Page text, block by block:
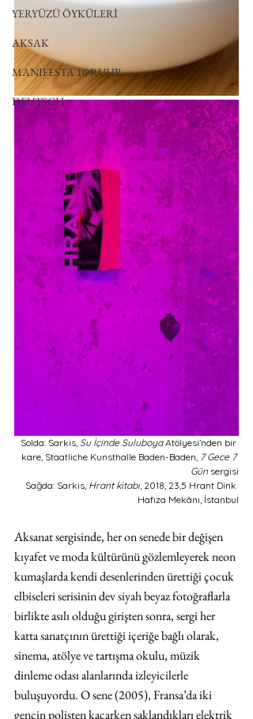
YERYÜZÜ ÖYKÜLERİ
AKSAK
MANIFESTA 16 RUHR
DEUTSCH
Solda: Sarkis, Su İçinde Suluboya Atölyesi’nden bir
kare, Staatliche Kunsthalle Baden-Baden, 7 Gece 7
Gün sergisi
Sağda: Sarkis, Hrant kitabı , 2018, 23,5 Hrant Dink
Hafıza Mekânı, İstanbul
Aksanat sergisinde, her on senede bir değişen
kıyafet ve moda kültürünü gözlemleyerek neon
kumaşlarda kendi desenlerinden ürettiği çocuk
elbiseleri serisinin dev siyah beyaz fotoğraflarla
birlikte asılı olduğu girişten sonra, sergi her
katta sanatçının ürettiği içeriğe bağlı olarak,
sinema, atölye ve tartışma okulu, müzik
dinleme odası alanlarında izleyicilerle
buluşuyordu. O sene (2005), Fransa’da iki
gencin polisten kaçarken saklandıkları elektrik